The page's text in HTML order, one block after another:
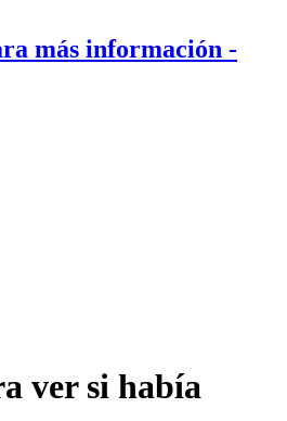
más información -
ver si había